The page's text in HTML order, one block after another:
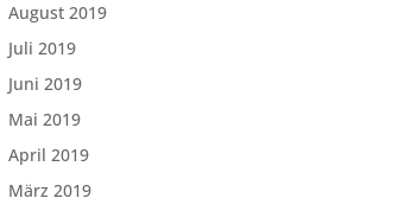
August 2019
Juli 2019
Juni 2019
Mai 2019
April 2019
März 2019